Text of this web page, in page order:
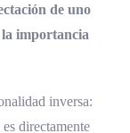
de uno
importancia
inversa:
directamente